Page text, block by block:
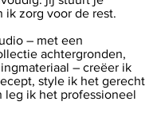
ik zorg voor de rest.
– met een
achtergronden,
– creëer ik
style ik het gerecht
leg ik het professioneel